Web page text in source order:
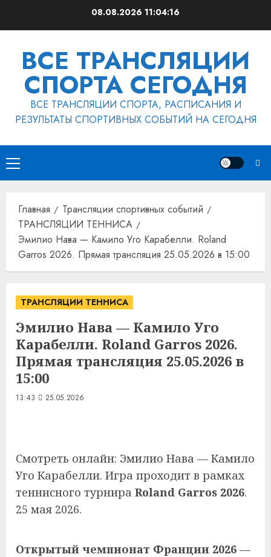
08.08.2026 11:04:16
ВСЕ ТРАНСЛЯЦИИ
СПОРТА СЕГОДНЯ
ВСЕ ТРАНСЛЯЦИИ СПОРТА, РАСПИСАНИЯ И
РЕЗУЛЬТАТЫ СПОРТИВНЫХ СОБЫТИЙ НА СЕГОДНЯ
Основное
меню
Главная
Трансляции спортивных событий
ТРАНСЛЯЦИИ ТЕННИСА
Эмилио Нава — Камило Уго Карабелли. Roland
Garros 2026. Прямая трансляция 25.05.2026 в 15:00
ТРАНСЛЯЦИИ ТЕННИСА
Эмилио Нава — Камило Уго
Карабелли. Roland Garros 2026.
Прямая трансляция 25.05.2026 в
15:00
13:43 25.05.2026
Смотреть онлайн: Эмилио Нава — Камило
Уго Карабелли. Игра проходит в рамках
теннисного турнира Roland Garros 2026.
25 мая 2026.
Открытый чемпионат Франции 2026 —